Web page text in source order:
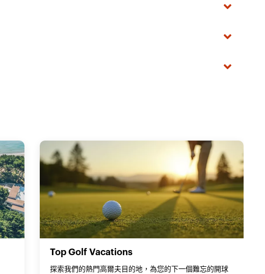
Top Golf Vacations
探索我們的熱門高爾夫目的地，為您的下一個難忘的開球